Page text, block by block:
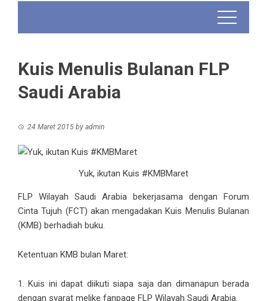
Kuis Menulis Bulanan FLP
Saudi Arabia
24 Maret 2015 by admin
Yuk, ikutan Kuis #KMBMaret
FLP Wilayah Saudi Arabia bekerjasama dengan Forum
Cinta Tujuh (FCT) akan mengadakan Kuis Menulis Bulanan
(KMB) berhadiah buku.
Ketentuan KMB bulan Maret:
1. Kuis ini dapat diikuti siapa saja dan dimanapun berada
dengan syarat melike fanpage FLP Wilayah Saudi Arabia.